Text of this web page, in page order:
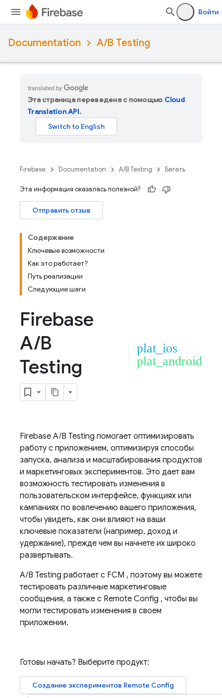
Войти
Documentation A/B Testing
Эта страница переведена с помощью Cloud
Translation API.
Firebase Documentation A/B Testing Бегать
Эта информация оказалась полезной?
Отправить отзыв
Содержание
Ключевые возможности
Как это работает?
Путь реализации
Следующие шаги
Firebase
A/B
Testing
plat_ios
plat_android
Firebase A/B Testing помогает оптимизировать
работу с приложением, оптимизируя способы
запуска, анализа и масштабирования продуктов
и маркетинговых экспериментов. Это дает вам
возможность тестировать изменения в
пользовательском интерфейсе, функциях или
кампаниях по вовлечению вашего приложения,
чтобы увидеть, как они влияют на ваши
ключевые показатели (например, доход и
удержание), прежде чем вы начнете их широко
развертывать.
A/B Testing работает с FCM , поэтому вы можете
тестировать различные маркетинговые
сообщения, а также с Remote Config , чтобы вы
могли тестировать изменения в своем
приложении.
Готовы начать? Выберите продукт:
Создание экспериментов Remote Config